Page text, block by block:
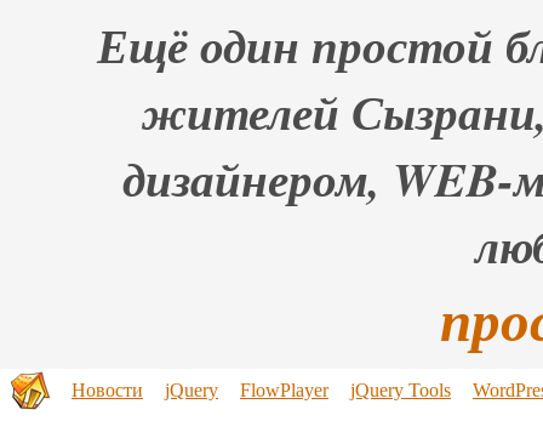
Ещё один простой
жителей
дизайнером,
Новости jQuery FlowPlayer jQuery Tools